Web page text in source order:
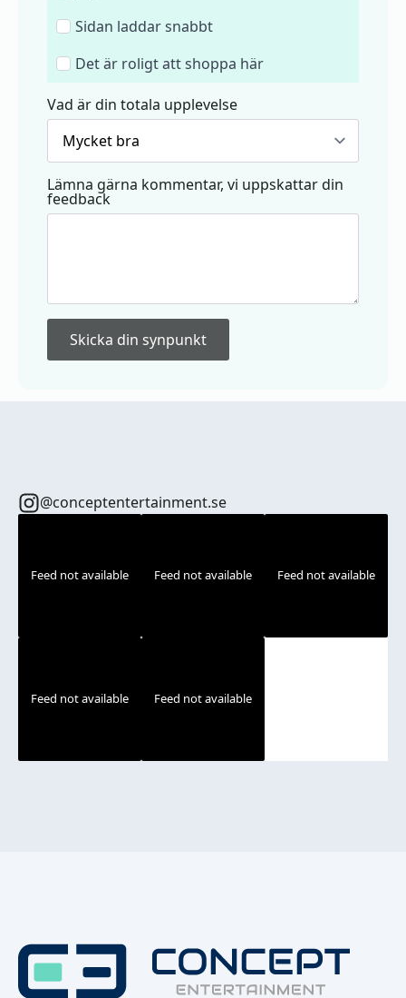
Sidan laddar snabbt
Det är roligt att shoppa här
Vad är din totala upplevelse
Lämna gärna kommentar, vi uppskattar din
feedback
Skicka din synpunkt
@conceptentertainment.se
Feed not available Feed not available Feed not available
Feed not available Feed not available